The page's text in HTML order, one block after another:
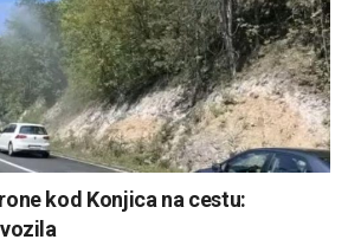
kod Konjica na cestu: